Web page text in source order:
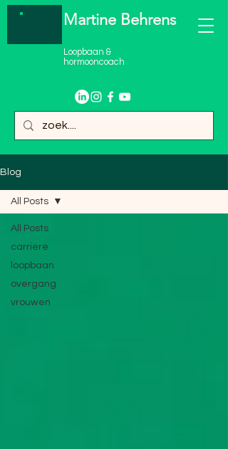
Martine Behrens
Loopbaan &
hormooncoach
Blog
All Posts
carriere
loopbaan
overgang
vrouwen
All Posts